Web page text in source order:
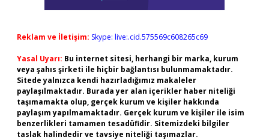
Reklam ve İletişim: Skype: live:.cid.575569c608265c69
Yasal Uyarı: Bu internet sitesi, herhangi bir marka, kurum
veya şahıs şirketi ile hiçbir bağlantısı bulunmamaktadır.
Sitede yalnızca kendi hazırladığımız makaleler
paylaşılmaktadır. Burada yer alan içerikler haber niteliği
taşımamakta olup, gerçek kurum ve kişiler hakkında
paylaşım yapılmamaktadır. Gerçek kurum ve kişiler ile isim
benzerlikleri tamamen tesadüfidir. Sitemizdeki bilgiler
taslak halindedir ve tavsiye niteliği taşımazlar.